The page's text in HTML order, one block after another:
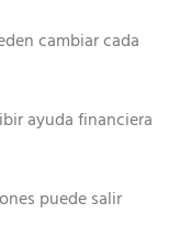
cambiar cada
ayuda financiera
puede salir